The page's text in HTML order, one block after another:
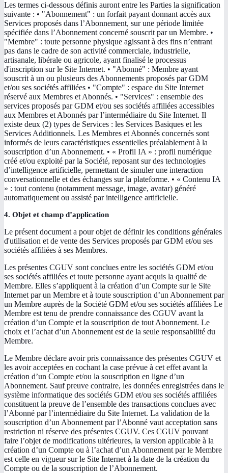
Les termes ci-dessous définis auront entre les Parties la signification
suivante : • "Abonnement" : un forfait payant donnant accès aux
Services proposés dans l’Abonnement, sur une période limitée
spécifiée dans l’Abonnement concerné souscrit par un Membre. •
"Membre" : toute personne physique agissant à des fins n’entrant
pas dans le cadre de son activité commerciale, industrielle,
artisanale, libérale ou agricole, ayant finalisé le processus
d'inscription sur le Site Internet. • "Abonné" : Membre ayant
souscrit à un ou plusieurs des Abonnements proposés par GDM
et/ou ses sociétés affiliées • "Compte" : espace du Site Internet
réservé aux Membres et Abonnés. • "Services" : ensemble des
services proposés par GDM et/ou ses sociétés affiliées accessibles
aux Membres et Abonnés par l’intermédiaire du Site Internet. Il
existe deux (2) types de Services : les Services Basiques et les
Services Additionnels. Les Membres et Abonnés concernés sont
informés de leurs caractéristiques essentielles préalablement à la
souscription d’un Abonnement. • « Profil IA » : profil numérique
créé et/ou exploité par la Société, reposant sur des technologies
d’intelligence artificielle, permettant de simuler une interaction
conversationnelle et des échanges sur la plateforme. • « Contenu IA
» : tout contenu (notamment message, image, avatar) généré
automatiquement ou assisté par intelligence artificielle.
4. Objet et champ d’application
Le présent document a pour objet de définir les conditions générales
d'utilisation et de vente des Services proposés par GDM et/ou ses
sociétés affiliées à ses Membres.
Les présentes CGUV sont conclues entre les sociétés GDM et/ou
ses sociétés affiliées et toute personne ayant acquis la qualité de
Membre. Elles s’appliquent à la création d’un Compte sur le Site
Internet par un Membre et à toute souscription d’un Abonnement par
un Membre auprès de la Société GDM et/ou ses sociétés affiliées Le
Membre est tenu de prendre connaissance des CGUV avant la
création d’un Compte et la souscription de tout Abonnement. Le
choix et l’achat d’un Abonnement est de la seule responsabilité du
Membre.
Le Membre déclare avoir pris connaissance des présentes CGUV et
les avoir acceptées en cochant la case prévue à cet effet avant la
création d’un Compte et/ou la souscription en ligne d’un
Abonnement. Sauf preuve contraire, les données enregistrées dans le
système informatique des sociétés GDM et/ou ses sociétés affiliées
constituent la preuve de l’ensemble des transactions conclues avec
l’Abonné par l’intermédiaire du Site Internet. La validation de la
souscription d’un Abonnement par l’Abonné vaut acceptation sans
restriction ni réserve des présentes CGUV. Ces CGUV pouvant
faire l’objet de modifications ultérieures, la version applicable à la
création d’un Compte ou à l’achat d’un Abonnement par le Membre
est celle en vigueur sur le Site Internet à la date de la création du
Compte ou de la souscription de l’Abonnement.